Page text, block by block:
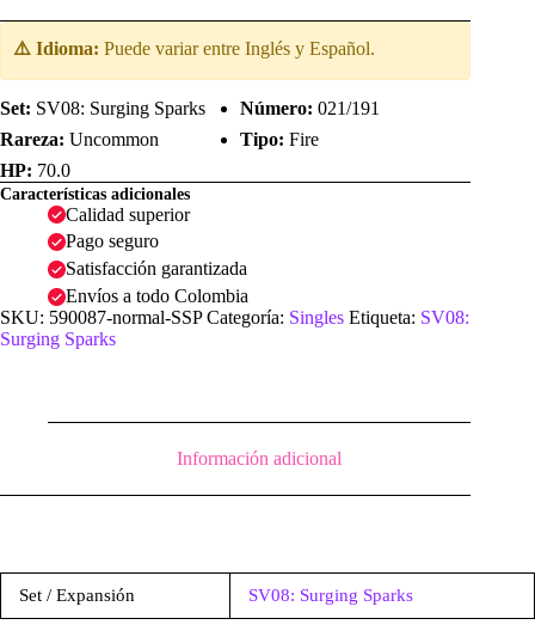
⚠️ Idioma: Puede variar entre Inglés y Español.
Set: SV08: Surging Sparks Número: 021/191
Rareza: Uncommon Tipo: Fire
HP: 70.0
Características adicionales
Calidad superior
Pago seguro
Satisfacción garantizada
Envíos a todo Colombia
SKU: 590087-normal-SSP Categoría: Singles Etiqueta: SV08:
Surging Sparks
Información adicional
Set / Expansión SV08: Surging Sparks